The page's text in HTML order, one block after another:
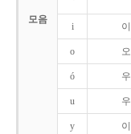
모음
i 이
o 오
ó 우
u 우
y 이